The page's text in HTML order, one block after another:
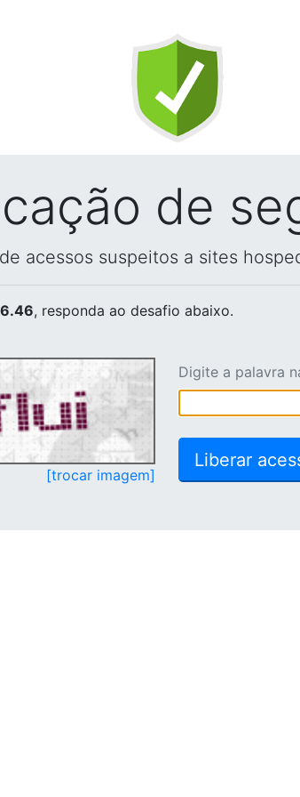
de
acessos suspeitos a sites
, responda ao desafio abaixo.
[trocar imagem]
Digite a palavra